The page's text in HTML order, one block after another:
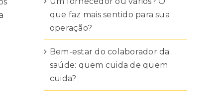
que faz mais sentido para sua
operação?
Bem-estar do colaborador da
saúde: quem cuida de quem
cuida?